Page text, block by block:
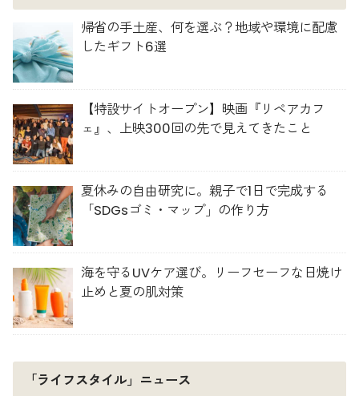
帰省の手土産、何を選ぶ？地域や環境に配慮
したギフト6選
【特設サイトオープン】映画『リペアカフ
ェ』、上映300回の先で見えてきたこと
夏休みの自由研究に。親子で1日で完成する
「SDGsゴミ・マップ」の作り方
海を守るUVケア選び。リーフセーフな日焼け
止めと夏の肌対策
「ライフスタイル」ニュース